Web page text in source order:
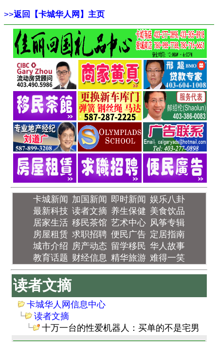
>>返回【卡城华人网】主页
卡城新闻 加国新闻 即时新闻 娱乐八卦
最新科技 读者文摘 养生保健 美食饮品
居家生活 移民茶馆 艺术中心 风筝专辑
房屋租赁 求职招聘 便民广告 定居指南
城市介绍 房产动态 留学移民 华人故事
教育话题 财经信息 精华旅游 难得一笑
读者文摘
卡城华人网信息中心
读者文摘
十万一台的性爱机器人：买单的不是宅男